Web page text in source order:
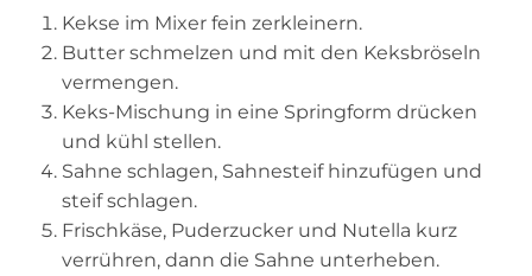
Kekse im Mixer fein zerkleinern.
Butter schmelzen und mit den Keksbröseln
vermengen.
Keks-Mischung in eine Springform drücken
und kühl stellen.
Sahne schlagen, Sahnesteif hinzufügen und
steif schlagen.
Frischkäse, Puderzucker und Nutella kurz
verrühren, dann die Sahne unterheben.